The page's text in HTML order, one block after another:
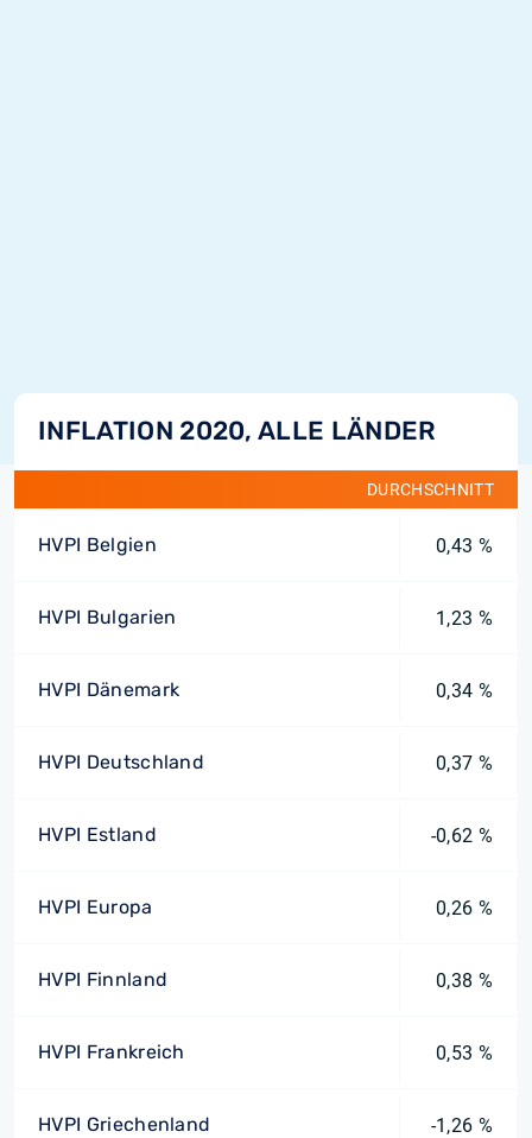
INFLATION 2020, ALLE LÄNDER
DURCHSCHNITT
HVPI Belgien 0,43 %
HVPI Bulgarien 1,23 %
HVPI Dänemark 0,34 %
HVPI Deutschland 0,37 %
HVPI Estland -0,62 %
HVPI Europa 0,26 %
HVPI Finnland 0,38 %
HVPI Frankreich 0,53 %
HVPI Griechenland -1,26 %